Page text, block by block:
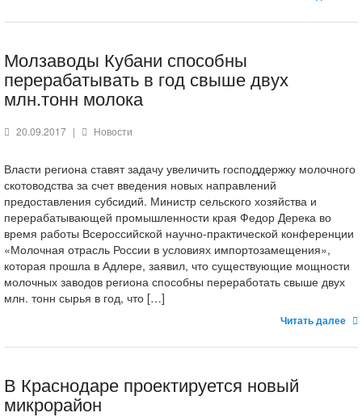
Молзаводы Кубани способны
перерабатывать в год свыше двух
млн.тонн молока
20.09.2017 | Новости
Власти региона ставят задачу увеличить господдержку молочного
скотоводства за счет введения новых направлений
предоставления субсидий. Министр сельского хозяйства и
перерабатывающей промышленности края Федор Дерека во
время работы Всероссийской научно-практической конференции
«Молочная отрасль России в условиях импортозамещения»,
которая прошла в Адлере, заявил, что существующие мощности
молочных заводов региона способны переработать свыше двух
млн. тонн сырья в год, что […]
Читать далее
В Краснодаре проектируется новый
микрорайон